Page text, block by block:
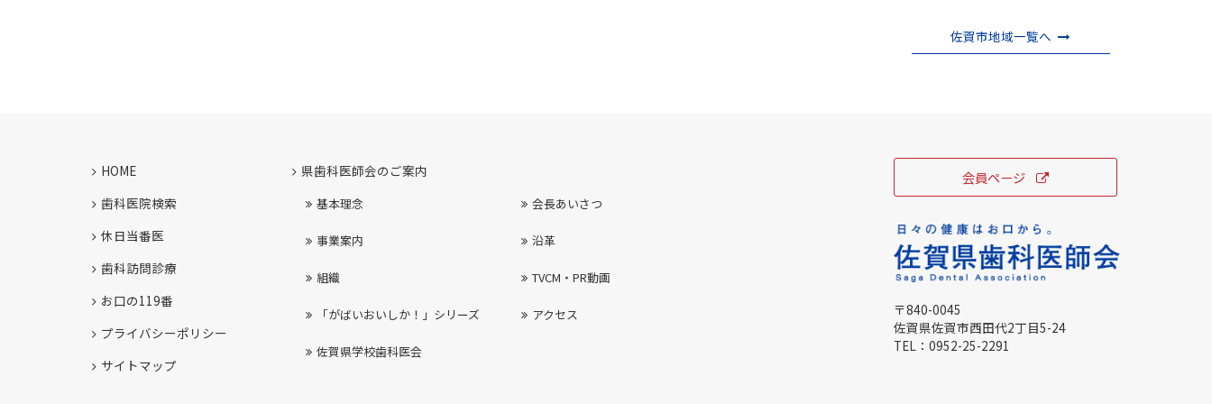
佐賀市地域一覧へ
HOME
歯科医院検索
休日当番医
歯科訪問診療
お口の119番
プライバシーポリシー
サイトマップ
県歯科医師会のご案内
基本理念 会長あいさつ
事業案内 沿革
組織 TVCM・PR動画
「がばいおいしか！」シリーズ アクセス
佐賀県学校歯科医会
会員ページ
〒840-0045
佐賀県佐賀市西田代2丁目5-24
TEL：0952-25-2291